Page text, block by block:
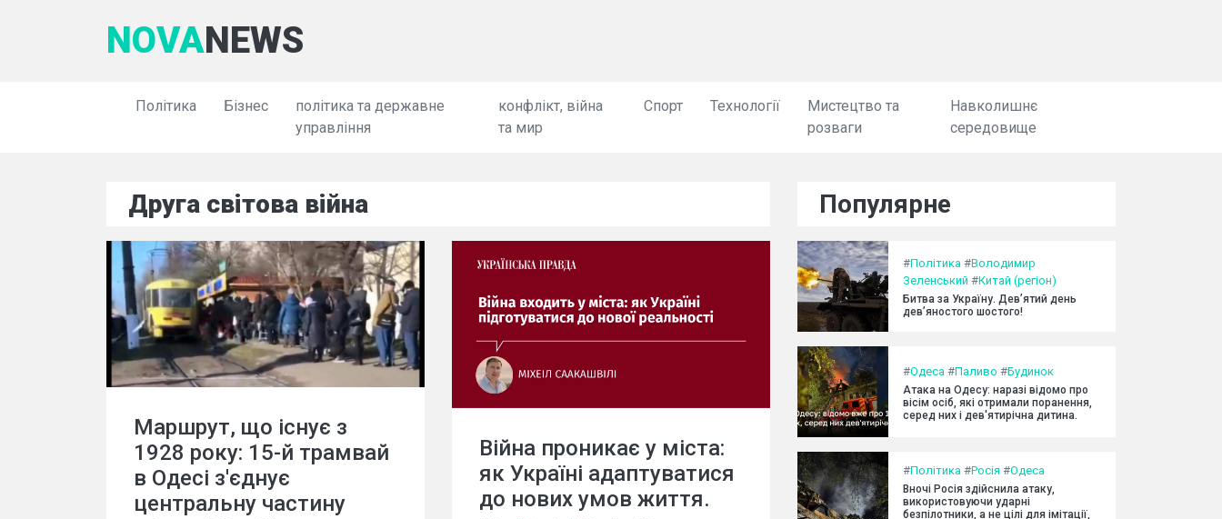
NOVANEWS
Політика Бізнес
політика та державне
управління
конфлікт, війна
та мир
Спорт Технології
Мистецтво та
розваги
Навколишнє
середовище
Друга світова війна
Маршрут, що існує з
1928 року: 15-й трамвай
в Одесі з'єднує
центральну частину
Війна проникає у міста:
як Україні адаптуватися
до нових умов життя.
Популярне
#Політика #Володимир
Зеленський #Китай (регіон)
Битва за Україну. Дев’ятий день
дев’яностого шостого!
#Одеса #Паливо #Будинок
Атака на Одесу: наразі відомо про
вісім осіб, які отримали поранення,
серед них і дев'ятирічна дитина.
#Політика #Росія #Одеса
Вночі Росія здійснила атаку,
використовуючи ударні
безпілотники, а не цілі для імітації,